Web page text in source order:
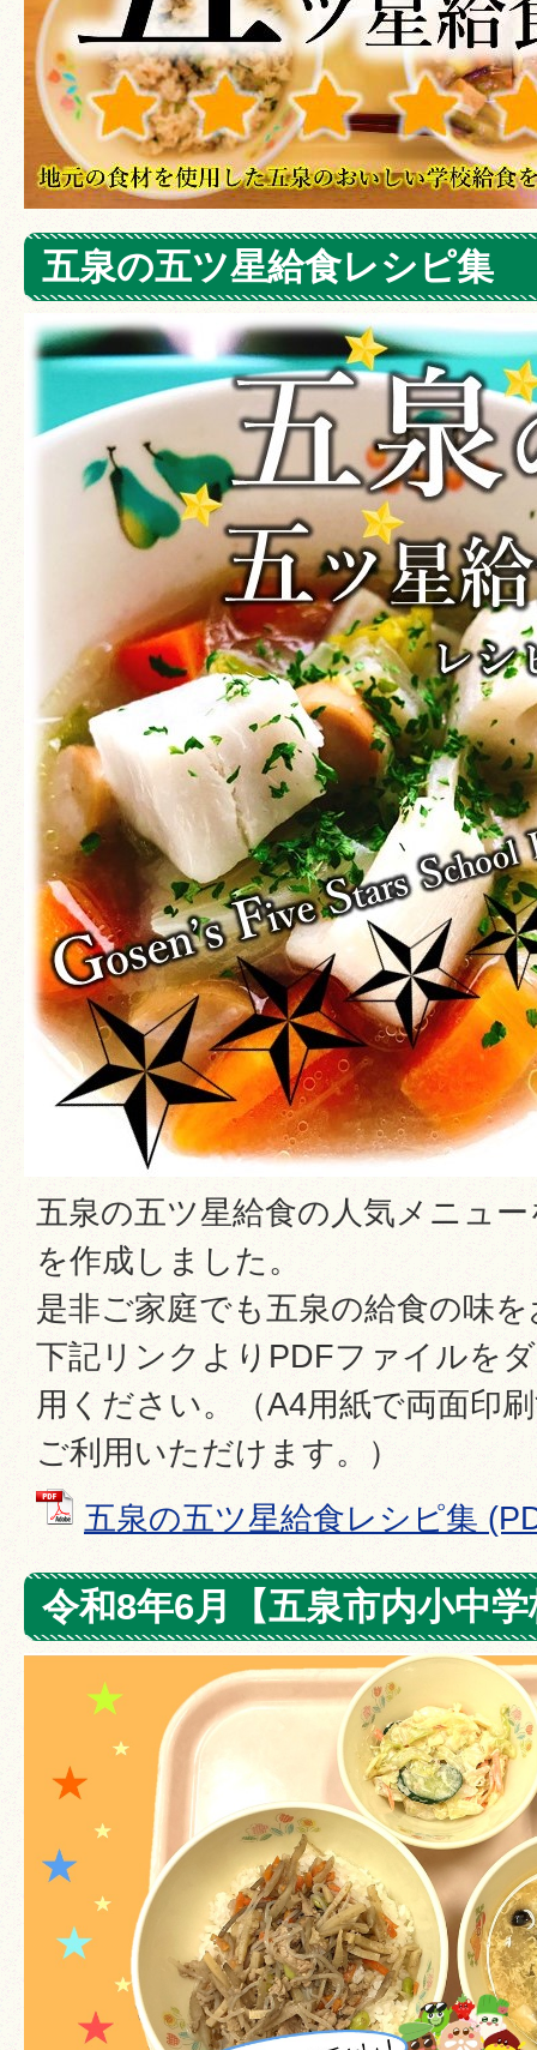
五泉の五ツ星給食レシピ集
五泉の五ツ星給食の人気メニュ
を作成しました。
是非ご家庭でも五泉の給食の味
下記リンクよりPDFファイルを
用ください。（A4用紙で両面印
ご利用いただけます。）
五泉の五ツ星給食レシピ集
令和8年6月【五泉市内小中